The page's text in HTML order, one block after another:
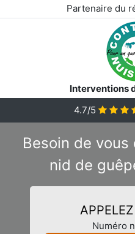
Partenaire du
Interventions
4.7/5
Besoin de
nid de
Numéro